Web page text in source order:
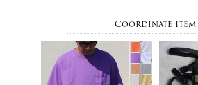
Coordinate Item